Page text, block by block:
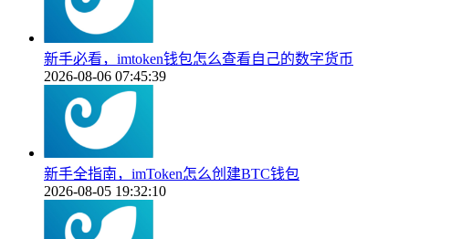
新手必看，imtoken钱包怎么查看自己的数字货币
2026-08-06 07:45:39
新手全指南，imToken怎么创建BTC钱包
2026-08-05 19:32:10